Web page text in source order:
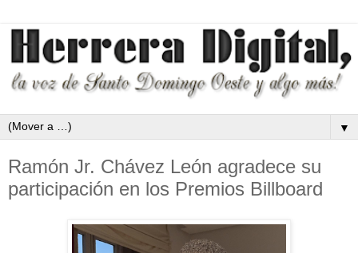
▼
Ramón Jr. Chávez León agradece su
participación en los Premios Billboard